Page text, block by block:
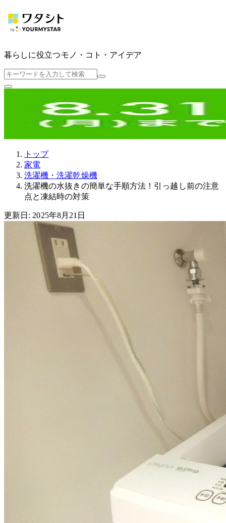
暮らしに役立つモノ・コト・アイデア
トップ
家電
洗濯機・洗濯乾燥機
洗濯機の水抜きの簡単な手順方法！引っ越し前の注意
点と凍結時の対策
更新日: 2025年8月21日